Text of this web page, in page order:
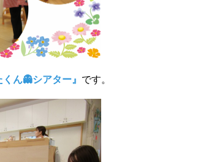
くん👻シアター』 です。